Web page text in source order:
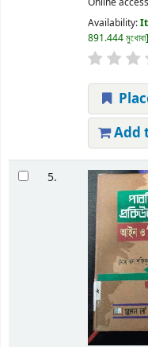
Availability:
891.444 মুখোবা
Add
5.